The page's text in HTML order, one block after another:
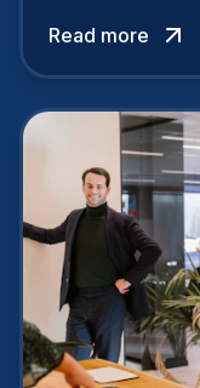
Read more